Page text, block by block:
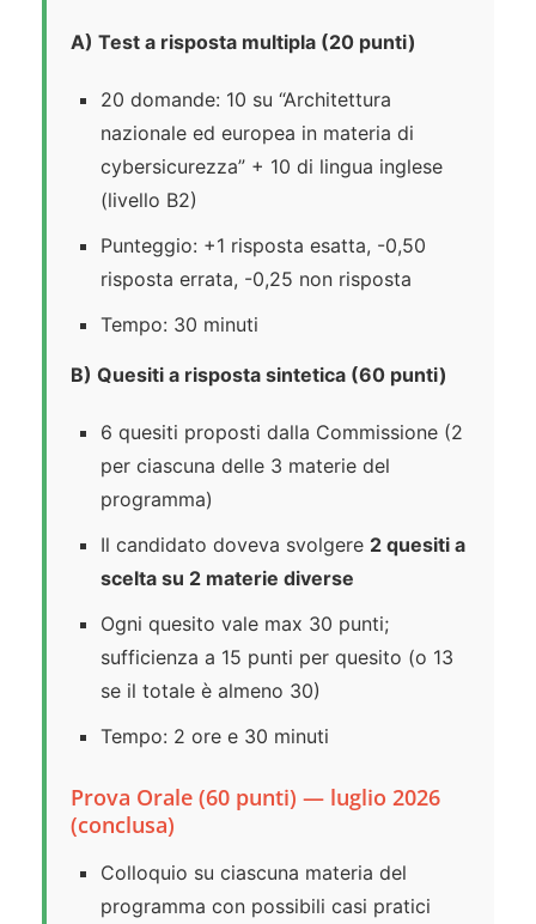
A) Test a risposta multipla (20 punti)
20 domande: 10 su “Architettura
nazionale ed europea in materia di
cybersicurezza” + 10 di lingua inglese
(livello B2)
Punteggio: +1 risposta esatta, -0,50
risposta errata, -0,25 non risposta
Tempo: 30 minuti
B) Quesiti a risposta sintetica (60 punti)
6 quesiti proposti dalla Commissione (2
per ciascuna delle 3 materie del
programma)
Il candidato doveva svolgere 2 quesiti a
scelta su 2 materie diverse
Ogni quesito vale max 30 punti;
sufficienza a 15 punti per quesito (o 13
se il totale è almeno 30)
Tempo: 2 ore e 30 minuti
Prova Orale (60 punti) — luglio 2026
(conclusa)
Colloquio su ciascuna materia del
programma con possibili casi pratici